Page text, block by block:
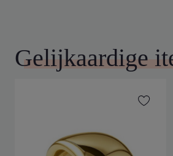
Gelijkaardige